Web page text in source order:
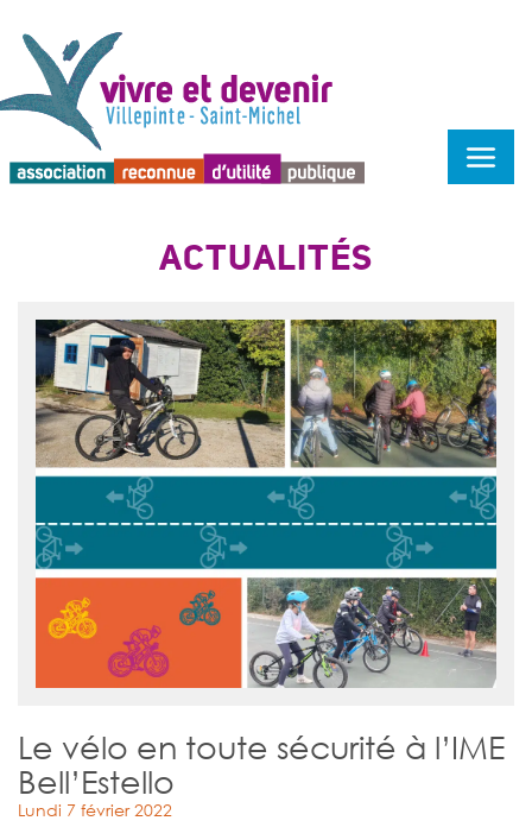
ACTUALITÉS
Le vélo en toute sécurité à l’IME
Bell’Estello
Lundi 7 février 2022